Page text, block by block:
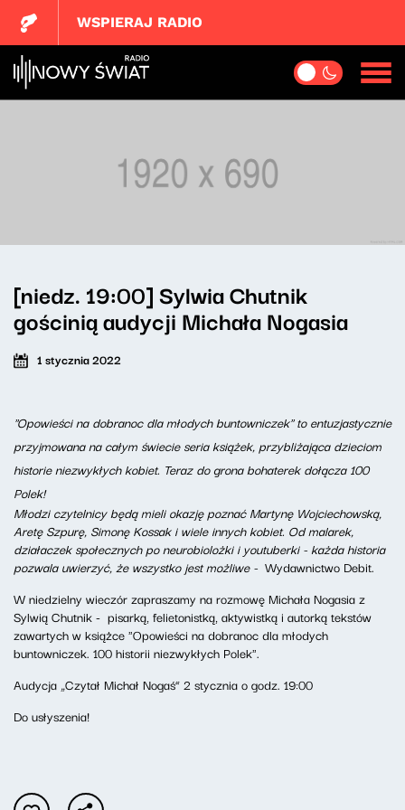
WSPIERAJ RADIO
[niedz. 19:00] Sylwia Chutnik
gościnią audycji Michała Nogasia
1 stycznia 2022
"Opowieści na dobranoc dla młodych buntowniczek" to entuzjastycznie
przyjmowana na całym świecie seria książek, przybliżająca dzieciom
historie niezwykłych kobiet. Teraz do grona bohaterek dołącza 100
Polek!
Młodzi czytelnicy będą mieli okazję poznać Martynę Wojciechowską,
Aretę Szpurę, Simonę Kossak i wiele innych kobiet. Od malarek,
działaczek społecznych po neurobiolożki i youtuberki - każda historia
pozwala uwierzyć, że wszystko jest możliwe - Wydawnictwo Debit.
W niedzielny wieczór zapraszamy na rozmowę Michała Nogasia z
Sylwią Chutnik - pisarką, felietonistką, aktywistką i autorką tekstów
zawartych w książce "Opowieści na dobranoc dla młodych
buntowniczek. 100 historii niezwykłych Polek".
Audycja „Czytał Michał Nogaś” 2 stycznia o godz. 19:00
Do usłyszenia!